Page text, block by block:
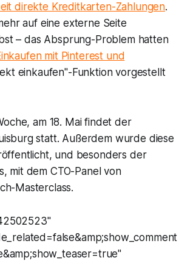
direkte Kreditkarten-Zahlungen.
auf eine externe Seite
– das Absprung-Problem hatten
mit Pinterest und
einkaufen"-Funktion vorgestellt
am 18. Mai findet der
statt. Außerdem wurde diese
und besonders der
mit dem CTO-Panel von
Masterclass.